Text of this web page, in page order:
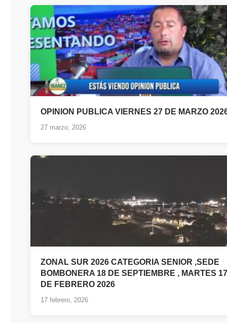
OPINION PUBLICA VIERNES 27 DE MARZO
27 marzo, 2026
ZONAL SUR 2026 CATEGORIA SENIOR ,SEDE
BOMBONERA 18 DE SEPTIEMBRE , MARTES 17
DE FEBRERO 2026
17 febrero, 2026